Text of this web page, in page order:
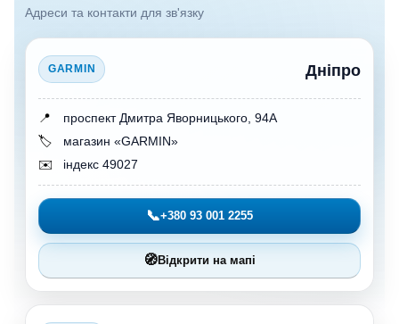
Адреси та контакти для зв'язку
GARMIN Дніпро
📍
проспект Дмитра Яворницького, 94А
🏷️
магазин «GARMIN»
✉️
індекс 49027
📞+380 93 001 2255
🧭Відкрити на мапі